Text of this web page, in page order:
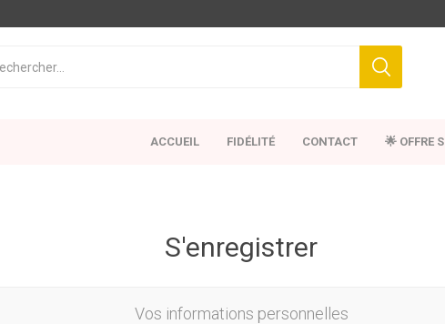
ACCUEIL FIDÉLITÉ CONTACT 🌟 OFFRE
S'enregistrer
Vos informations personnelles